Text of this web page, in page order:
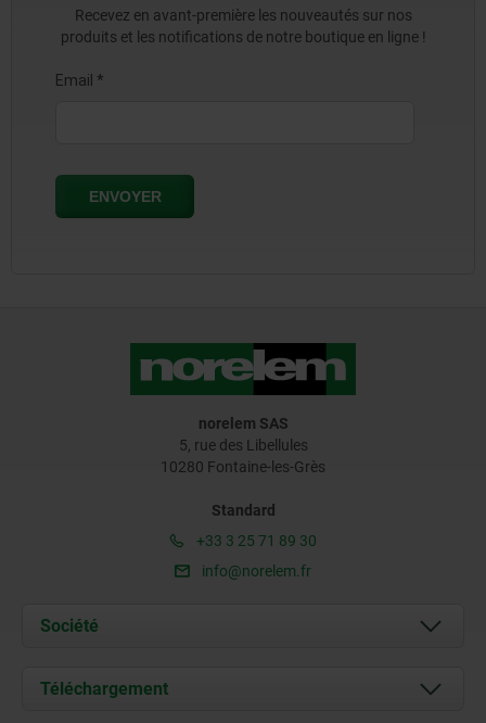
Recevez en avant-première les nouveautés sur nos
produits et les notifications de notre boutique en ligne !
norelem SAS
5, rue des Libellules
10280 Fontaine-les-Grès
Standard
+33 3 25 71 89 30
info@norelem.fr
Société
À propos de nous
Téléchargement